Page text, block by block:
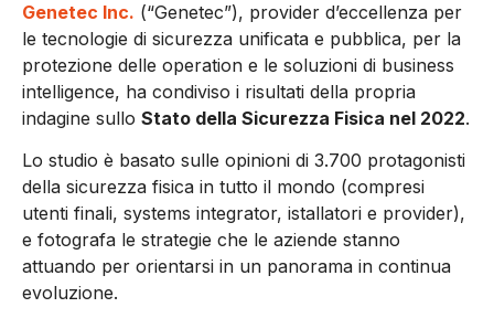
Genetec Inc. (“Genetec”), provider d’eccellenza per
le tecnologie di sicurezza unificata e pubblica, per la
protezione delle operation e le soluzioni di business
intelligence, ha condiviso i risultati della propria
indagine sullo Stato della Sicurezza Fisica nel 2022.
Lo studio è basato sulle opinioni di 3.700 protagonisti
della sicurezza fisica in tutto il mondo (compresi
utenti finali, systems integrator, istallatori e provider),
e fotografa le strategie che le aziende stanno
attuando per orientarsi in un panorama in continua
evoluzione.